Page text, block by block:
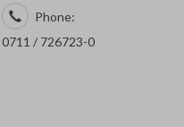
Phone:
0711 / 726723-0